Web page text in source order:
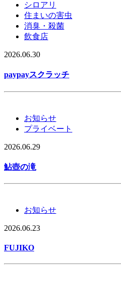
シロアリ
住まいの害虫
消臭・殺菌
飲食店
2026.06.30
paypayスクラッチ
お知らせ
プライベート
2026.06.29
鮎壺の滝
お知らせ
2026.06.23
FUJIKO